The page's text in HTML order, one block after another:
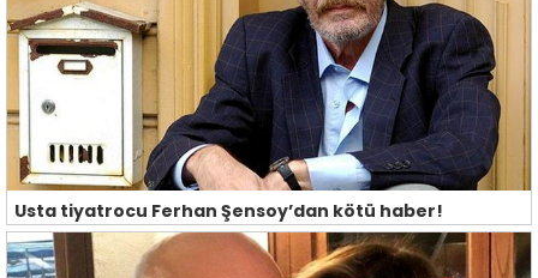
Usta tiyatrocu Ferhan Şensoy’dan kötü haber!